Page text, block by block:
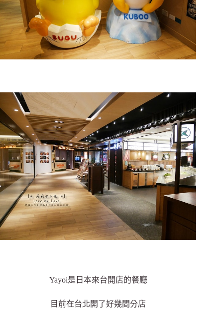
Yayoi是日本來台開店的餐廳
目前在台北開了好幾間分店